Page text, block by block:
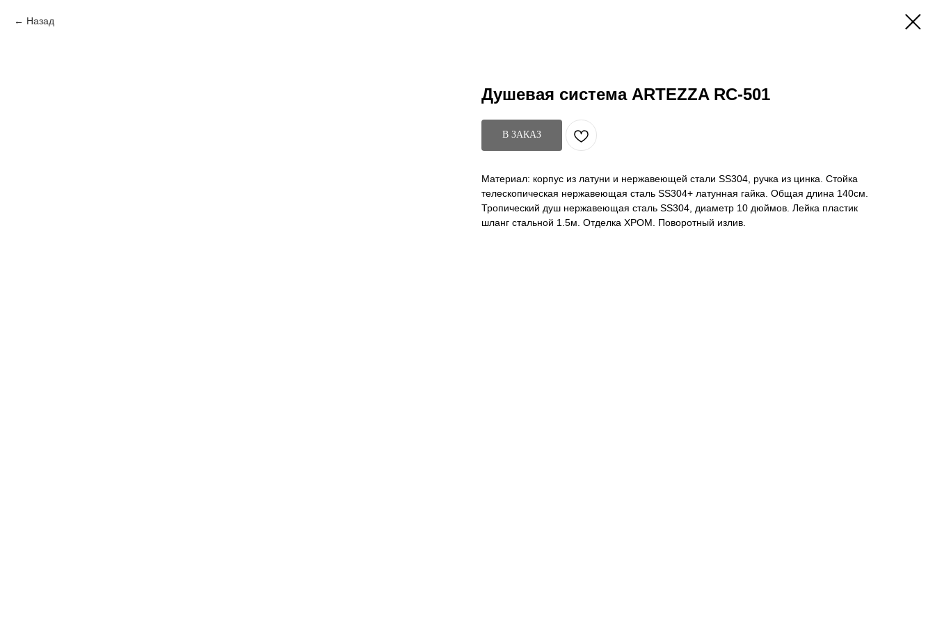
Назад
Душевая система ARTEZZA RC-501
В ЗАКАЗ
Материал: корпус из латуни и нержавеющей стали SS304, ручка из цинка. Стойка
телескопическая нержавеющая сталь SS304+ латунная гайка. Общая длина 140см.
Тропический душ нержавеющая сталь SS304, диаметр 10 дюймов. Лейка пластик
шланг стальной 1.5м. Отделка ХРОМ. Поворотный излив.